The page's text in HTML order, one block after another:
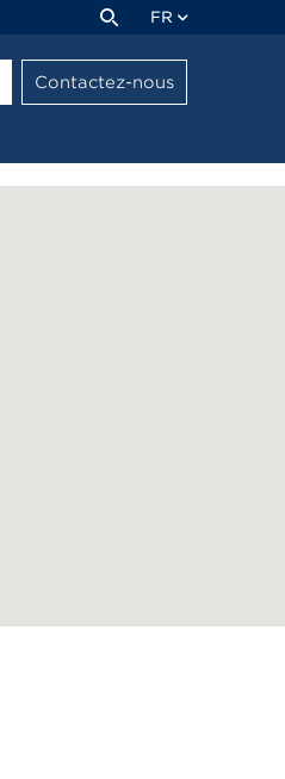
FR
Contactez-nous